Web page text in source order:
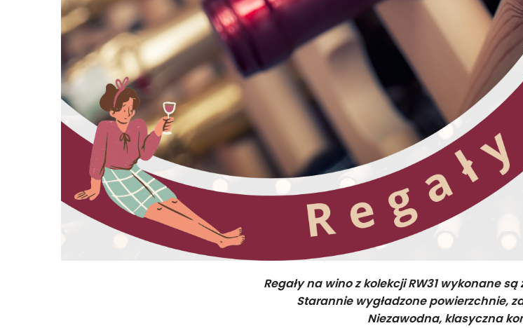
Regały na wino z kolekcji RW31 wykonane
Starannie wygładzone powierzchnie,
Niezawodna, klasyczna